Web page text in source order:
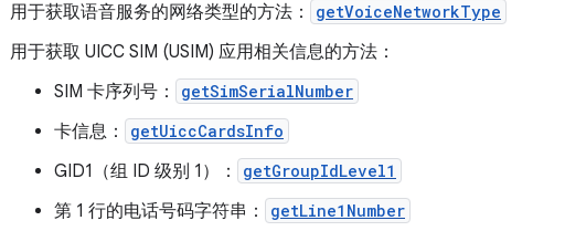
用于获取语音服务的网络类型的方法： getVoiceNetworkType
用于获取 UICC SIM (USIM) 应用相关信息的方法：
SIM 卡序列号：
getSimSerialNumber
卡信息： getUiccCardsInfo
GID1（组 ID 级别 1）： getGroupIdLevel1
第 1 行的电话号码字符串： getLine1Number